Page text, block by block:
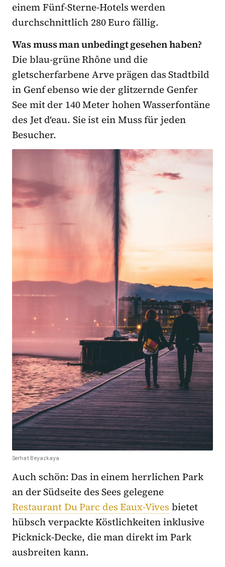
einem Fünf-Sterne-Hotels werden
durchschnittlich 280 Euro fällig.
Was muss man unbedingt gesehen haben?
Die blau-grüne Rhône und die
gletscherfarbene Arve prägen das Stadtbild
in Genf ebenso wie der glitzernde Genfer
See mit der 140 Meter hohen Wasserfontäne
des Jet d‘eau. Sie ist ein Muss für jeden
Besucher.
Serhat Beyazkaya
Auch schön: Das in einem herrlichen Park
an der Südseite des Sees gelegene
Restaurant Du Parc des Eaux-Vives bietet
hübsch verpackte Köstlichkeiten inklusive
Picknick-Decke, die man direkt im Park
ausbreiten kann.